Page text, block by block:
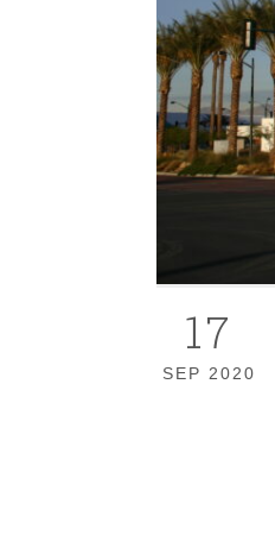
17
SEP 2020